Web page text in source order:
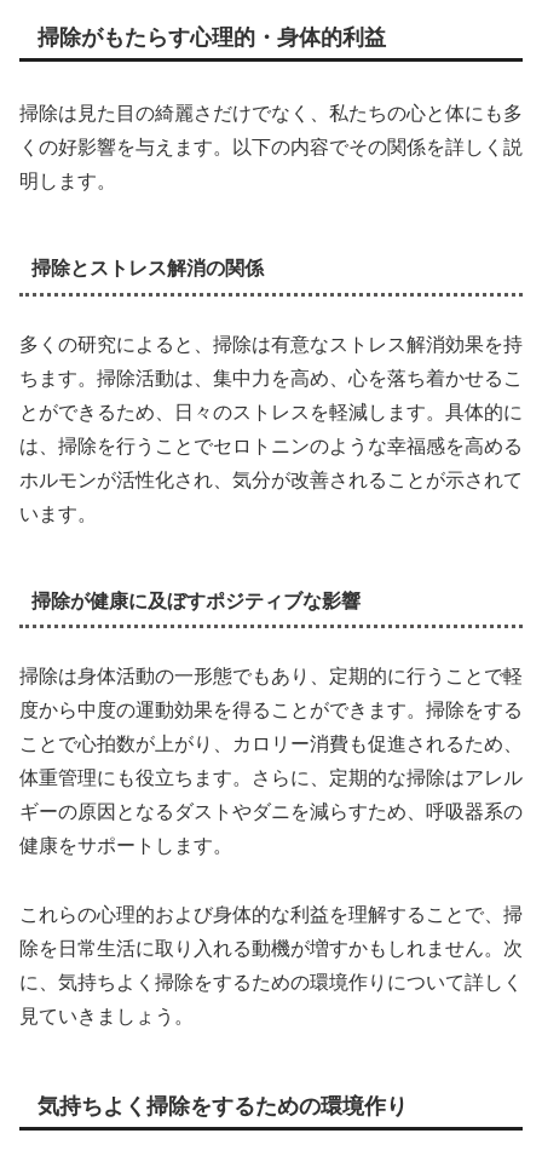
掃除がもたらす心理的・身体的利益
掃除は見た目の綺麗さだけでなく、私たちの心と体にも多
くの好影響を与えます。以下の内容でその関係を詳しく説
明します。
掃除とストレス解消の関係
多くの研究によると、掃除は有意なストレス解消効果を持
ちます。掃除活動は、集中力を高め、心を落ち着かせるこ
とができるため、日々のストレスを軽減します。具体的に
は、掃除を行うことでセロトニンのような幸福感を高める
ホルモンが活性化され、気分が改善されることが示されて
います。
掃除が健康に及ぼすポジティブな影響
掃除は身体活動の一形態でもあり、定期的に行うことで軽
度から中度の運動効果を得ることができます。掃除をする
ことで心拍数が上がり、カロリー消費も促進されるため、
体重管理にも役立ちます。さらに、定期的な掃除はアレル
ギーの原因となるダストやダニを減らすため、呼吸器系の
健康をサポートします。
これらの心理的および身体的な利益を理解することで、掃
除を日常生活に取り入れる動機が増すかもしれません。次
に、気持ちよく掃除をするための環境作りについて詳しく
見ていきましょう。
気持ちよく掃除をするための環境作り